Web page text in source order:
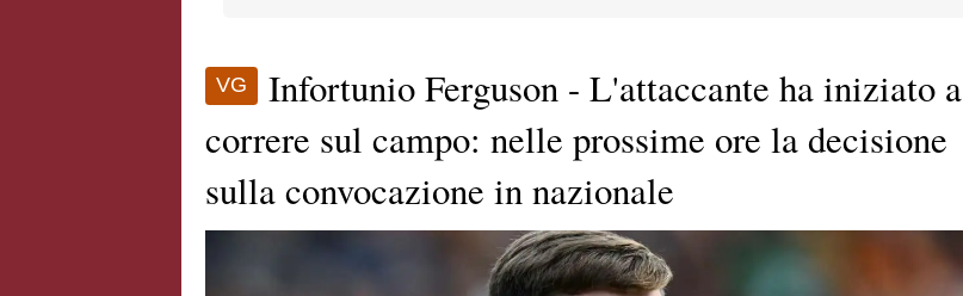
VG
Infortunio Ferguson - L'attaccante ha iniziato a
correre sul campo: nelle prossime ore la decisione
sulla convocazione in nazionale